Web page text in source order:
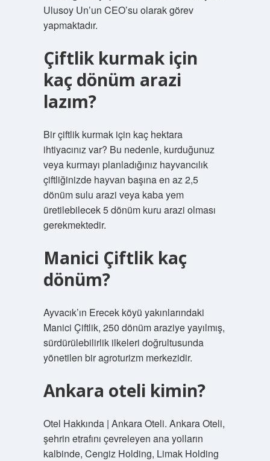
Ulusoy Un’un CEO’su olarak görev
yapmaktadır.
Çiftlik kurmak için
kaç dönüm arazi
lazım?
Bir çiftlik kurmak için kaç hektara
ihtiyacınız var? Bu nedenle, kurduğunuz
veya kurmayı planladığınız hayvancılık
çiftliğinizde hayvan başına en az 2,5
dönüm sulu arazi veya kaba yem
üretilebilecek 5 dönüm kuru arazi olması
gerekmektedir.
Manici Çiftlik kaç
dönüm?
Ayvacık’ın Erecek köyü yakınlarındaki
Manici Çiftlik, 250 dönüm araziye yayılmış,
sürdürülebilirlik ilkeleri doğrultusunda
yönetilen bir agroturizm merkezidir.
Ankara oteli kimin?
Otel Hakkında | Ankara Oteli. Ankara Oteli,
şehrin etrafını çevreleyen ana yolların
kalbinde, Cengiz Holding, Limak Holding